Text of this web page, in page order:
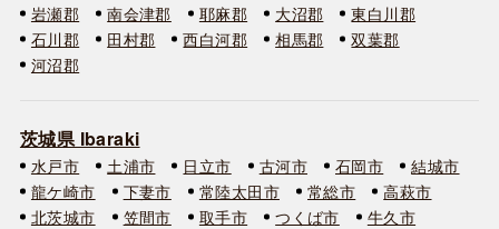
岩瀬郡
南会津郡 耶麻郡 大沼郡
東白川郡
石川郡
田村郡 西白河郡 相馬郡
双葉郡
河沼郡
茨城県 Ibaraki
水戸市 土浦市 日立市 古河市 石岡市
結城市
龍ケ崎市
下妻市 常陸太田市 常総市
高萩市
北茨城市
笠間市 取手市 つくば市
牛久市